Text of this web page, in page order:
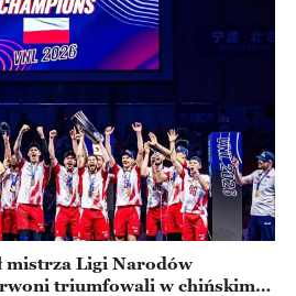
mistrza Ligi Narodów
triumfowali w chińskim